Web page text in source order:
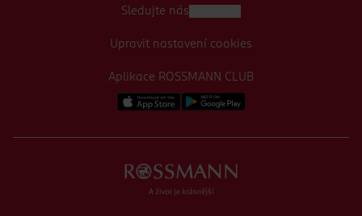
Aplikace ROSSMANN CLUB
Sledujte nás
Upravit nastavení cookies